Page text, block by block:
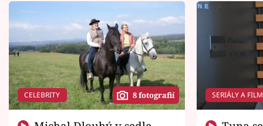
CELEBRITY 8 fotografií SERIÁLY A